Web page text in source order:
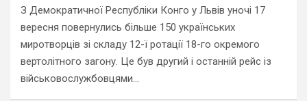
З Демократичної Республіки Конго у Львів уночі 17
вересня повернулись більше 150 українських
миротворців зі складу 12-ї ротації 18-го окремого
вертолітного загону. Це був другий і останній рейс із
військовослужбовцями…